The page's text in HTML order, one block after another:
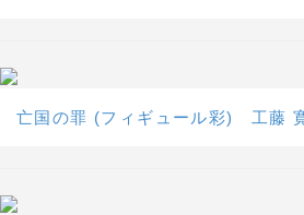
亡国の罪 (フィギュール彩) 工藤